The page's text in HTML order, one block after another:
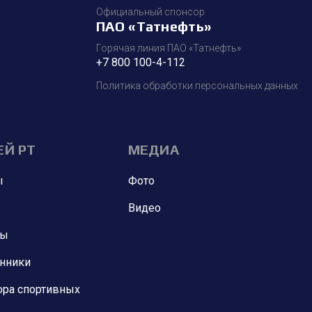
Официальный спонсор
ПАО «Татнефть»
Горячая линия ПАО «Татнефть»
+7 800 100-4-112
Политика обработки персональных данных
РТ
спортивных
МЕДИА
Фото
Видео